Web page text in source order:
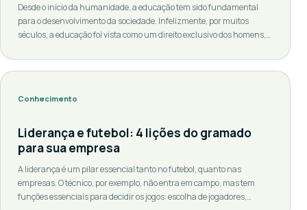
Desde o início da humanidade, a educação tem sido fundamental
para o desenvolvimento da sociedade. Infelizmente, por muitos
séculos, a educação foi vista como um direito exclusivo dos homens,
dos anos, a importância das mulheres na educação tem sido cada
Conhecimento
Liderança e futebol: 4 lições do gramado
para sua empresa
A liderança é um pilar essencial tanto no futebol, quanto nas
empresas. O técnico, por exemplo, não entra em campo, mas tem
funções essenciais para decidir os jogos: escolha de jogadores,